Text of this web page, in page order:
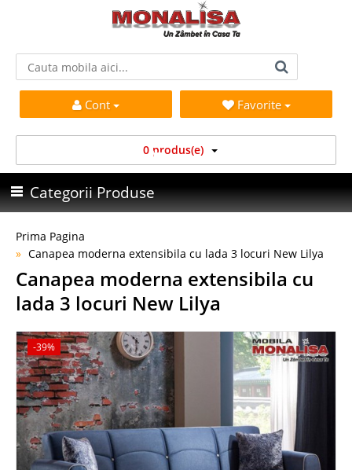
Cont Favorite
0 produs(e)
Categorii Produse
Prima Pagina
Canapea moderna extensibila cu lada 3 locuri New Lilya
Canapea moderna extensibila cu
lada 3 locuri New Lilya
-39%